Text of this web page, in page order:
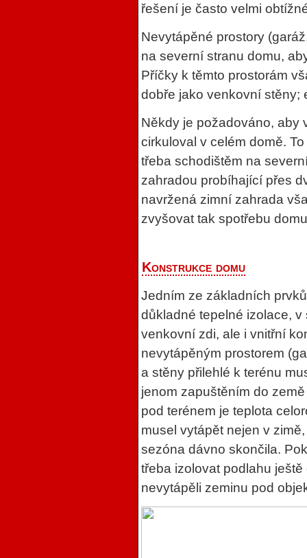
řešení je často velmi
Nevytápěné prostory
na severní stranu domu,
Příčky k těmto prostorám
dobře jako venkovní stěny;
Někdy je požadováno, aby
cirkuloval v celém domě.
třeba schodištěm na
zahradou probíhající přes
navržená zimní zahrada
zvyšovat tak spotřebu
Konstrukce domu
Jedním ze základních
důkladné tepelné izolace,
venkovní zdi, ale i vnitřní
nevytápěným prostorem
a stěny přilehlé k terénu
jenom zapuštěním do
pod terénem je teplota
musel vytápět nejen v
sezóna dávno skončila.
třeba izolovat podlahu
nevytápěli zeminu pod